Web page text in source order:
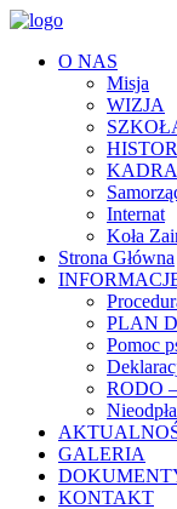
O NAS
Misja
WIZJA
KADRA
Internat
Koła
Strona Główna
PLAN
Pomoc
RODO
GALERIA
KONTAKT